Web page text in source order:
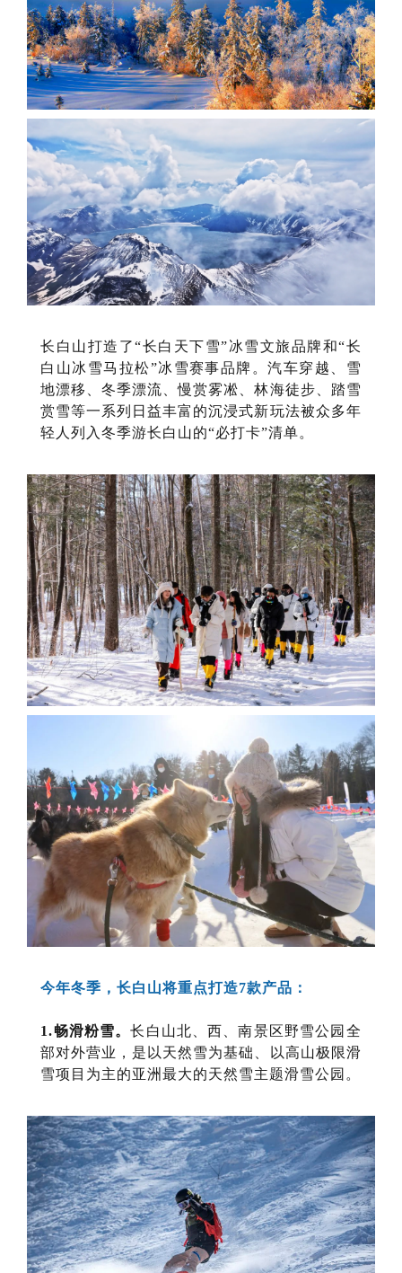
长白山打造了“长白天下雪”冰雪文旅品牌和“长
白山冰雪马拉松”冰雪赛事品牌。汽车穿越、雪
地漂移、冬季漂流、慢赏雾凇、林海徒步、踏雪
赏雪等一系列日益丰富的沉浸式新玩法被众多年
轻人列入冬季游长白山的“必打卡”清单。
今年冬季，长白山将重点打造7款产品：
1.畅滑粉雪。长白山北、西、南景区野雪公园全
部对外营业，是以天然雪为基础、以高山极限滑
雪项目为主的亚洲最大的天然雪主题滑雪公园。